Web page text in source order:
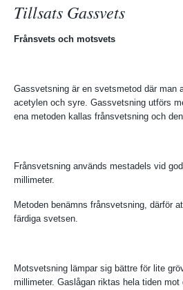
Tillsats Gassvets
Frånsvets och motsvets
Gassvetsning är en svetsmetod där man
acetylen och syre. Gassvetsning utförs
ena metoden kallas frånsvetsning och
Frånsvetsning används mestadels vid
millimeter.
Metoden benämns frånsvetsning, därför
färdiga svetsen.
Motsvetsning lämpar sig bättre för lite
millimeter. Gaslågan riktas hela tiden